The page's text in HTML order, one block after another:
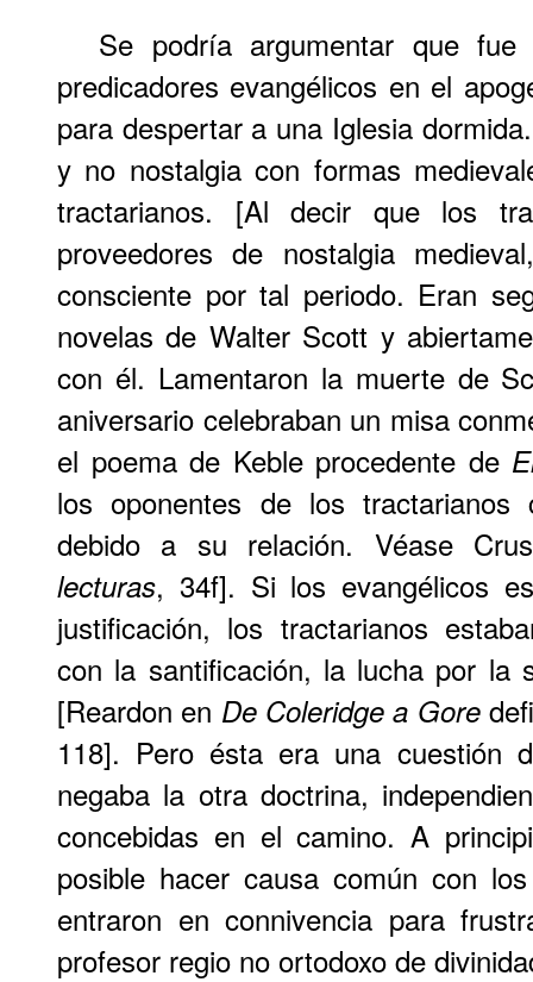
Se podría argumentar que
predicadores evangélicos en el
para despertar a una Iglesia
y no nostalgia con formas
tractarianos. [Al decir que los
proveedores de nostalgia
consciente por tal periodo. Eran
novelas de Walter Scott y
con él. Lamentaron la muerte de
aniversario celebraban un misa
el poema de Keble procedente de
los oponentes de los tractarianos
debido a su relación. Véase
lecturas, 34f]. Si los evangélicos
justificación, los tractarianos
con la santificación, la lucha por la
[Reardon en De Coleridge a Gore
118]. Pero ésta era una cuestión
negaba la otra doctrina,
concebidas en el camino. A
posible hacer causa común con
entraron en connivencia para
profesor regio no ortodoxo de